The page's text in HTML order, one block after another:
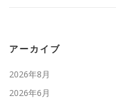
アーカイブ
2026年8月
2026年6月